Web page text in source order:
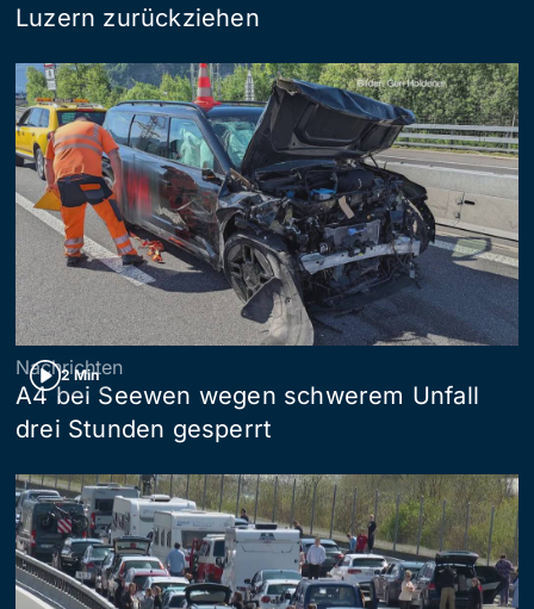
Luzern zurückziehen
2 Min
Nachrichten
A4 bei Seewen wegen schwerem Unfall
drei Stunden gesperrt